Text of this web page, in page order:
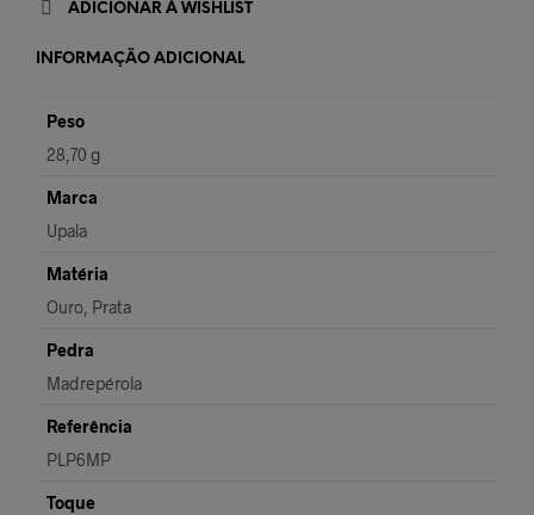
ADICIONAR À WISHLIST
INFORMAÇÃO ADICIONAL
Peso
28,70 g
Marca
Upala
Matéria
Ouro, Prata
Pedra
Madrepérola
Referência
PLP6MP
Toque